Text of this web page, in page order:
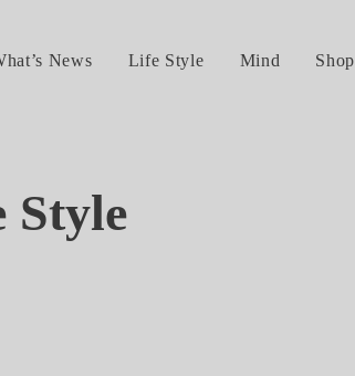
News Life Style Mind Shop
Style